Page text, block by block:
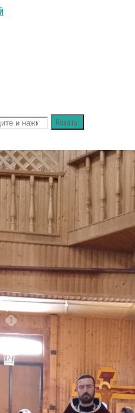
Искать: